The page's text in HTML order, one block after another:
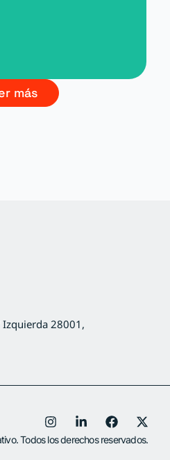
más
Izquierda 28001,
Todos los derechos reservados.